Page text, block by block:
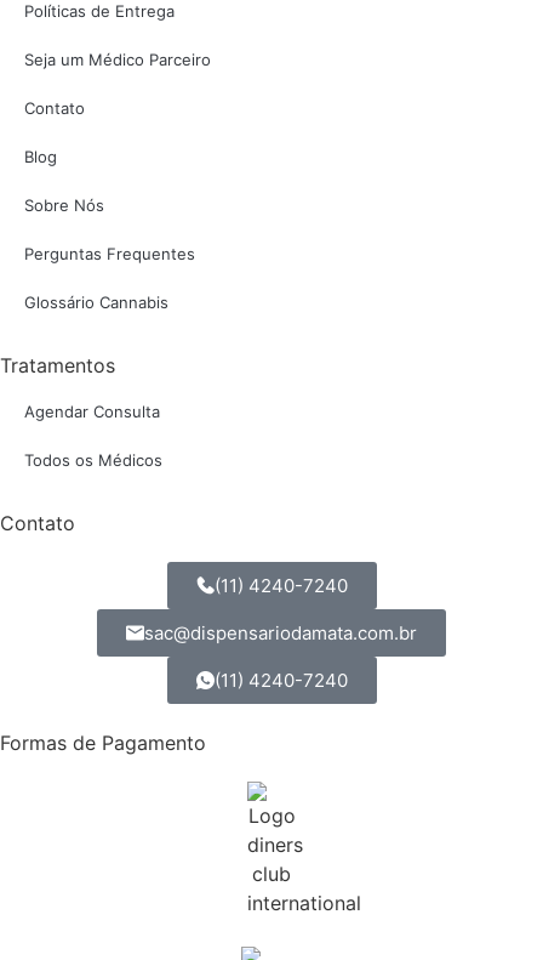
Políticas de Entrega
Seja um Médico Parceiro
Contato
Blog
Sobre Nós
Perguntas Frequentes
Glossário Cannabis
Tratamentos
Agendar Consulta
Todos os Médicos
Contato
(11) 4240-7240
sac@dispensariodamata.com.br
(11) 4240-7240
Formas de Pagamento